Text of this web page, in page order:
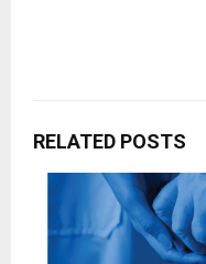
RELATED POSTS